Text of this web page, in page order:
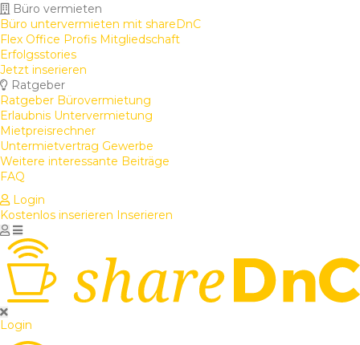
Büro vermieten
Büro untervermieten mit shareDnC
Flex Office Profis Mitgliedschaft
Erfolgsstories
Jetzt inserieren
Ratgeber
Ratgeber Bürovermietung
Erlaubnis Untervermietung
Mietpreisrechner
Untermietvertrag Gewerbe
Weitere interessante Beiträge
FAQ
Login
Kostenlos inserieren Inserieren
Login